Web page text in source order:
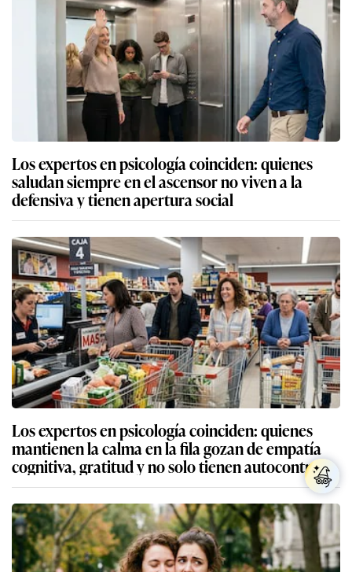
Los expertos en psicología coinciden: quienes
saludan siempre en el ascensor no viven a la
defensiva y tienen apertura social
Los expertos en psicología coinciden: quienes
mantienen la calma en la fila gozan de empatía
cognitiva, gratitud y no solo tienen autocontrol